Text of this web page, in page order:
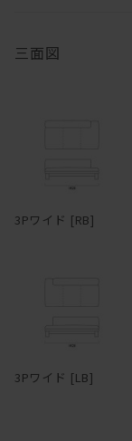
受け止める弾力の両
いずれかで製作で
ルにもシックにも、
タイプごとに3種類
きる。フルカバーリ
いただくと、しっと
けるうち、そんな
いきます。自然素材
三面図
3Pワイド [RB]
3Pワイド [LB]